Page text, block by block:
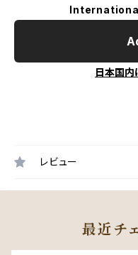
日本国内
レビュー
最近チ